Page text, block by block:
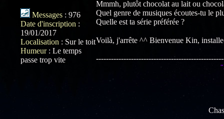
Messages : 976
Date d'inscription :
19/01/2017
Localisation : Sur le toit
Humeur: Le temps
passe trop vite
Mmmh, plutôt chocolat au lait ou
Quel genre de musiques écoutes-tu le
Quelle est ta série préférée ?
Voilà, j'arrête ^^ Bienvenue Kin,
“